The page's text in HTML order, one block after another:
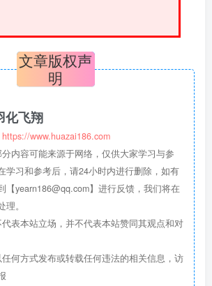
文章版权声
明
化飞翔
https://www.huazai186.com
内容可能来源于网络，仅供大家学习与参
学习和参考后，请24小时内进行删除，如有
【yearn186@qq.com】进行反馈，我们将在
。
表本站立场，并不代表本站赞同其观点和对
何方式发布或转载任何违法的相关信息，访